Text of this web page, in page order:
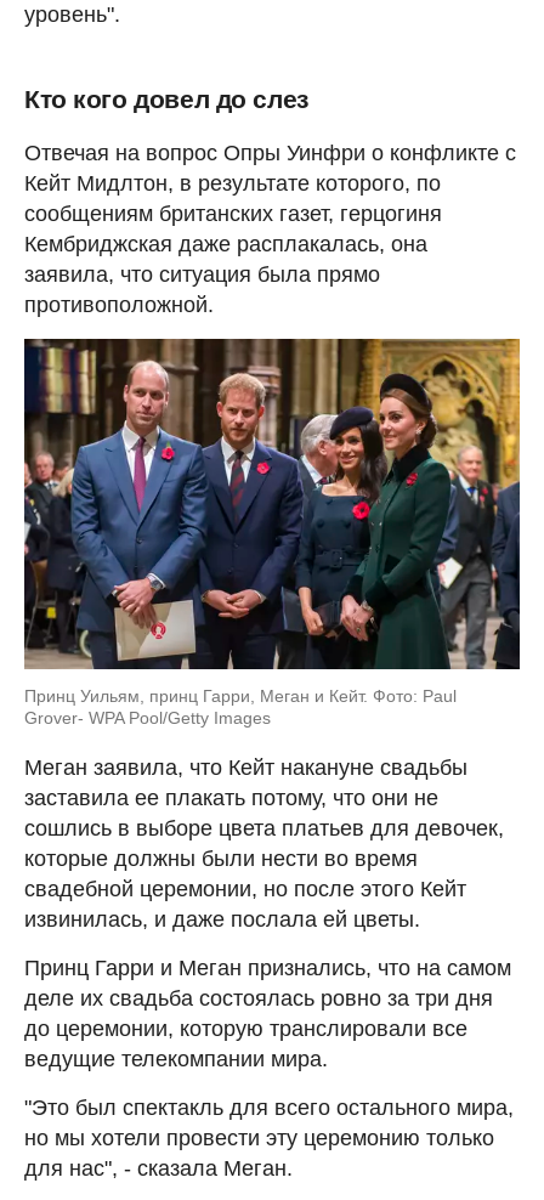
уровень".
Кто кого довел до слез
Отвечая на вопрос Опры Уинфри о конфликте с
Кейт Мидлтон, в результате которого, по
сообщениям британских газет, герцогиня
Кембриджская даже расплакалась, она
заявила, что ситуация была прямо
противоположной.
Принц Уильям, принц Гарри, Меган и Кейт. Фото: Paul
Grover- WPA Pool/Getty Images
Меган заявила, что Кейт накануне свадьбы
заставила ее плакать потому, что они не
сошлись в выборе цвета платьев для девочек,
которые должны были нести во время
свадебной церемонии, но после этого Кейт
извинилась, и даже послала ей цветы.
Принц Гарри и Меган признались, что на самом
деле их свадьба состоялась ровно за три дня
до церемонии, которую транслировали все
ведущие телекомпании мира.
"Это был спектакль для всего остального мира,
но мы хотели провести эту церемонию только
для нас", - сказала Меган.